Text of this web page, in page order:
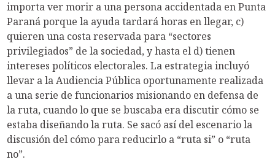
importa ver morir a una persona accidentada en Punta
Paraná porque la ayuda tardará horas en llegar, c)
quieren una costa reservada para “sectores
privilegiados” de la sociedad, y hasta el d) tienen
intereses políticos electorales. La estrategia incluyó
llevar a la Audiencia Pública oportunamente realizada
a una serie de funcionarios misionando en defensa de
la ruta, cuando lo que se buscaba era discutir cómo se
estaba diseñando la ruta. Se sacó así del escenario la
discusión del cómo para reducirlo a “ruta si” o “ruta
no”.